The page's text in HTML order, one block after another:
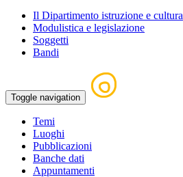
Il Dipartimento istruzione e cultura
Modulistica e legislazione
Soggetti
Bandi
Toggle navigation
Temi
Luoghi
Pubblicazioni
Banche dati
Appuntamenti